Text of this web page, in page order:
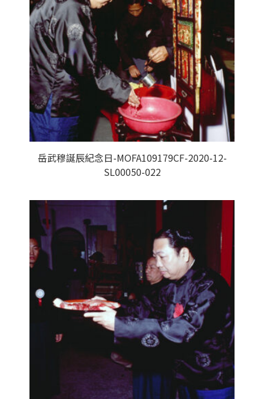
岳武穆誕辰紀念日-MOFA109179CF-2020-12-
SL00050-022